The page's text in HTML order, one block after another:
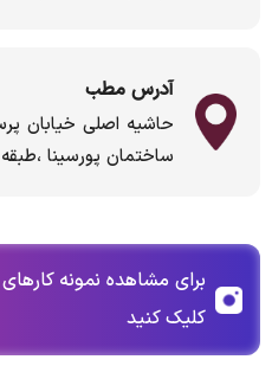
آدرس مطب
حاشیه اصلی خیابان
ساختمان پورسینا
برای مشاهده نمونه کارهای
کلیک کنید